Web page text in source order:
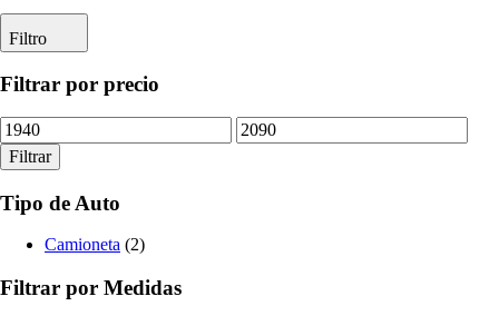
Filtro
Filtrar por precio
Precio
mínimo
Precio
máximo
Filtrar
Tipo de Auto
Camioneta (2)
Filtrar por Medidas